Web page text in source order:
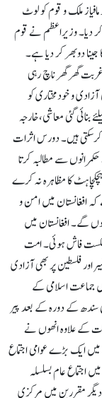
ملک و قوم کو لوٹ
دیا۔ وزیراعظم نے قوم
دوبھر کر دیا ہے۔
گھر گھر ناچ رہی
و خودمختاری کو
گئی معاشی،خارجہ
کرسکتی ہیں۔ دورس اثرات
سے مطالبہ کرتا
کا مظاہرہ نہ کرے
افغانستان میں امن و
گے۔ افغانستان میں
شکست فاش ہوئی۔ امت
اور فلسطین پر بھی آزادی
جماعت اسلامی کے
کے دورہ کے بعد پیر
کے علاوہ انھوں نے
میں ایک بڑے عوامی اجتماع
اجتماع عام بسلسلہ
مقررین میں مرکزی